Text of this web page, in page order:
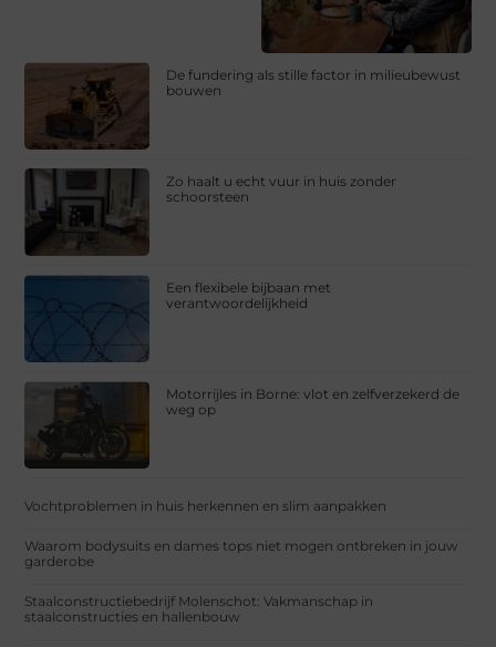
De fundering als stille factor in milieubewust
bouwen
Zo haalt u echt vuur in huis zonder
schoorsteen
Een flexibele bijbaan met
verantwoordelijkheid
Motorrijles in Borne: vlot en zelfverzekerd de
weg op
Vochtproblemen in huis herkennen en slim aanpakken
Waarom bodysuits en dames tops niet mogen ontbreken in jouw
garderobe
Staalconstructiebedrijf Molenschot: Vakmanschap in
staalconstructies en hallenbouw